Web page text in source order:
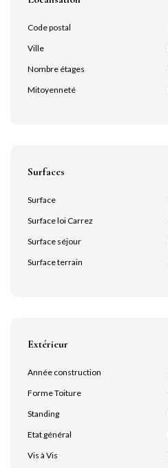
Code postal
Ville
Nombre étages
Mitoyenneté
Surfaces
Surface
Surface loi Carrez
Surface séjour
Surface terrain
Extérieur
Année construction
Forme Toiture
Standing
Etat général
Vis à Vis